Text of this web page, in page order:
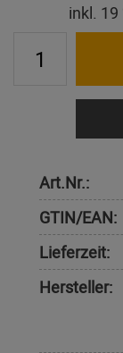
inkl. 19
Art.Nr.:
GTIN/EAN:
Lieferzeit:
Hersteller: